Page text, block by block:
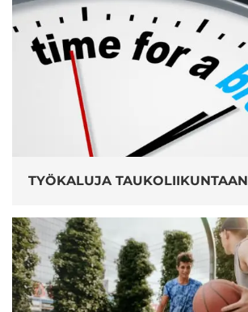
TYÖKALUJA TAUKOLIIKUNTAAN